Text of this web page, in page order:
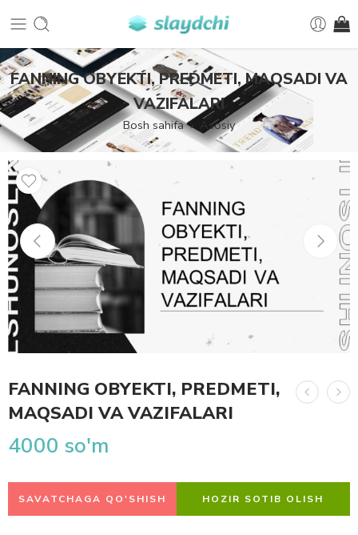
FANNING OBYEKTI, PREDMETI, MAQSADI VA
VAZIFALARI
Bosh sahifa Asosiy
FANNING OBYEKTI, PREDMETI,
MAQSADI VA VAZIFALARI
4000 so'm
SAVATCHAGA QO'SHISH HOZIR SOTIB OLISH